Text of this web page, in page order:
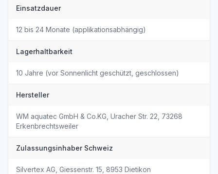
Einsatzdauer
12 bis 24 Monate (applikationsabhängig)
Lagerhaltbarkeit
10 Jahre (vor Sonnenlicht geschützt, geschlossen)
Hersteller
WM aquatec GmbH & Co.KG, Uracher Str. 22, 73268
Erkenbrechtsweiler
Zulassungsinhaber Schweiz
Silvertex AG, Giessenstr. 15, 8953 Dietikon